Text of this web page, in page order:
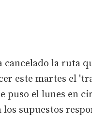
cancelado la ruta
este martes el
puso el lunes en
supuestos